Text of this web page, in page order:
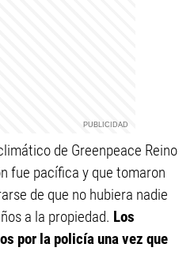
de Greenpeace Reino
fue pacífica y que tomaron
de que no hubiera nadie
a la propiedad. Los
por la policía una vez que